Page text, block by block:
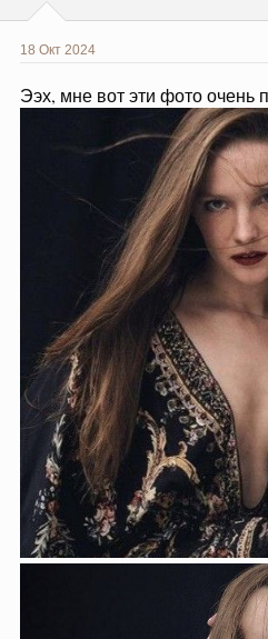
18 Окт 2024
Ээх, мне вот эти фото очень